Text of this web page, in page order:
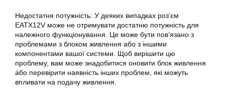
Недостатня потужність: У деяких випадках роз’єм
EATX12V може не отримувати достатню потужність для
належного функціонування. Це може бути пов’язано з
проблемами з блоком живлення або з іншими
компонентами вашої системи. Щоб вирішити цю
проблему, вам може знадобитися оновити блок живлення
або перевірити наявність інших проблем, які можуть
впливати на подачу живлення.